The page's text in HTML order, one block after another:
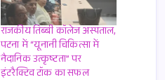
राजकीय तिब्बी कॉलेज अस्पताल,
पटना में “यूनानी चिकित्सा में
नैदानिक उत्कृष्टता” पर
इंटरैक्टिव टॉक का सफल